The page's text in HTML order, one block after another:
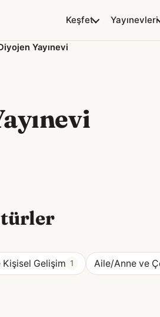
Keşfet Yayınevleri
Yayınevi
türler
Kişisel Gelişim 1 Aile/Anne ve